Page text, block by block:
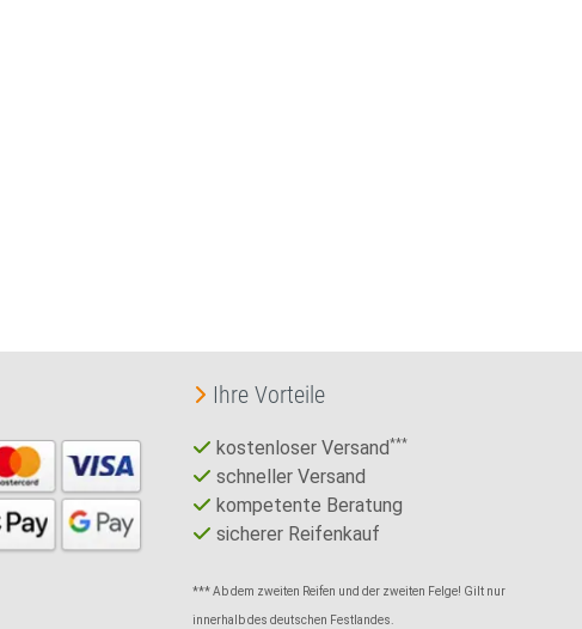
Ihre Vorteile
kostenloser Versand***
schneller Versand
kompetente Beratung
sicherer Reifenkauf
*** Ab dem zweiten Reifen und der zweiten Felge! Gilt nur
innerhalb des deutschen Festlandes.